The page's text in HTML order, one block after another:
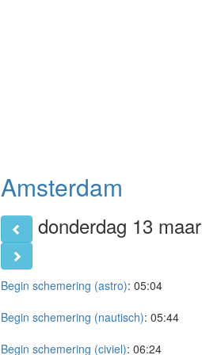
Amsterdam
donderdag 13
Begin schemering (astro): 05:04
Begin schemering (nautisch): 05:44
Begin schemering (civiel): 06:24